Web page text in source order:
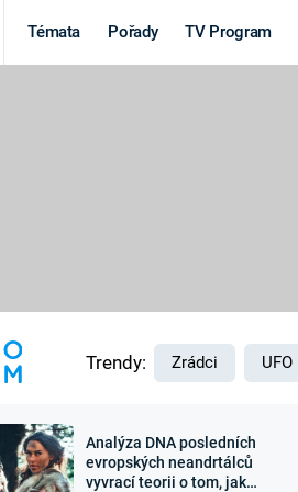
Témata Pořady TV Program
Výročí
Trendy: Zrádci UFO
Analýza DNA posledních
evropských neandrtálců
vyvrací teorii o tom, jak